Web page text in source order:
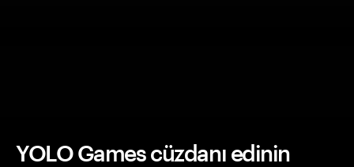
YOLO Games cüzdanı edinin